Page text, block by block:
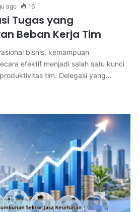
ago 16
Tugas yang
Beban Kerja Tim
bisnis, kemampuan
efektif menjadi salah satu kunci
tim. Delegasi yang…